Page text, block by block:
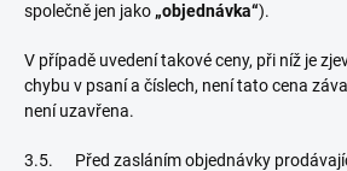
společně jen jako „objednávka“).
V případě uvedení takové ceny, při níž je
chybu v psaní a číslech, není tato cena
není uzavřena.
3.5. Před zasláním objednávky